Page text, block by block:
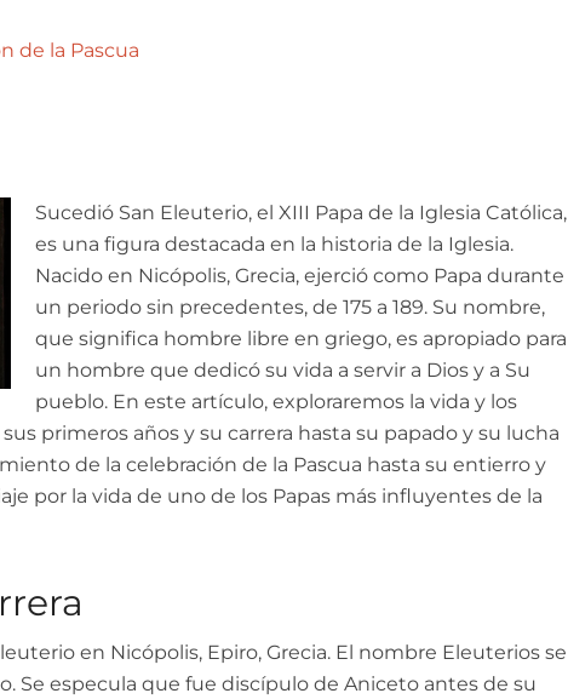
de la Pascua
Sucedió San Eleuterio, el XIII Papa de la Iglesia Católica,
es una figura destacada en la historia de la Iglesia.
Nacido en Nicópolis, Grecia, ejerció como Papa durante
un periodo sin precedentes, de 175 a 189. Su nombre,
que significa hombre libre en griego, es apropiado para
un hombre que dedicó su vida a servir a Dios y a Su
pueblo. En este artículo, exploraremos la vida y los
primeros años y su carrera hasta su papado y su lucha
de la celebración de la Pascua hasta su entierro y
por la vida de uno de los Papas más influyentes de la
en Nicópolis, Epiro, Grecia. El nombre Eleuterios se
Se especula que fue discípulo de Aniceto antes de su